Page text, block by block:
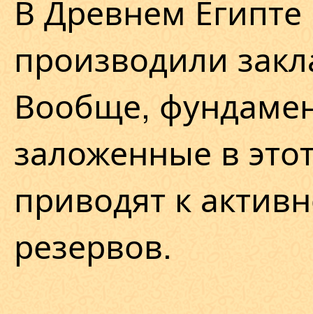
В Древнем Египте
производили
Вообще,
заложенные в
приводят к
резервов.